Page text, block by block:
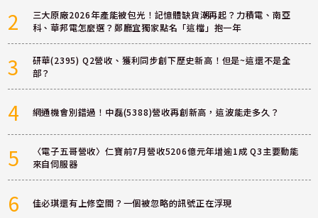
2
三大原廠2026年產能被包光！記憶體缺貨潮再起？力積電、南亞
科、華邦電怎麼選？鄭廳宜獨家點名「這檔」抱一年
3
研華(2395) Q2營收、獲利同步創下歷史新高！但是~這還不是全
部？
4 網通機會別錯過！中磊(5388)營收再創新高，這波能走多久？
5
〈電子五哥營收〉仁寶前7月營收5206億元年增逾1成 Q3主要動能
來自伺服器
6 佳必琪還有上修空間？一個被忽略的訊號正在浮現